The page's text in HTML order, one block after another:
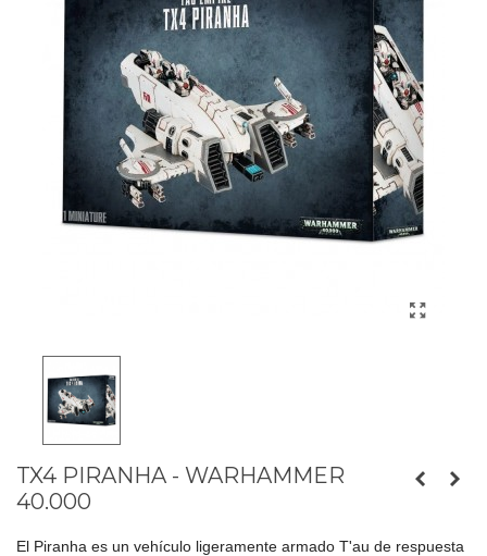
TX4 PIRANHA - WARHAMMER
40.000
El Piranha es un vehículo ligeramente armado T'au de respuesta